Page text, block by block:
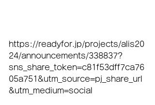
https://readyfor.jp/projects/alis20
24/announcements/338837?
sns_share_token=c81f53dff7ca76
05a751&utm_source=pj_share_url
&utm_medium=social